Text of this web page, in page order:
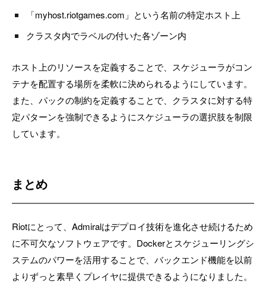
「myhost.riotgames.com」という名前の特定ホスト上
クラスタ内でラベルの付いた各ゾーン内
ホスト上のリソースを定義することで、スケジューラがコン
テナを配置する場所を柔軟に決められるようにしています。
また、パックの制約を定義することで、クラスタに対する特
定パターンを強制できるようにスケジューラの選択肢を制限
しています。
まとめ
Riotにとって、Admiralはデプロイ技術を進化させ続けるため
に不可欠なソフトウェアです。Dockerとスケジューリングシ
ステムのパワーを活用することで、バックエンド機能を以前
よりずっと素早くプレイヤに提供できるようになりました。